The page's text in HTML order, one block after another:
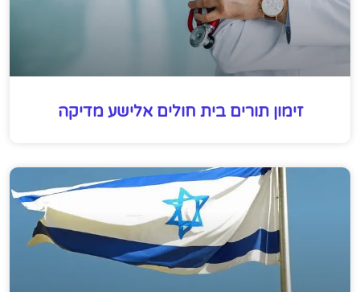
זימון תורים בית חולים אלישע מדיקה